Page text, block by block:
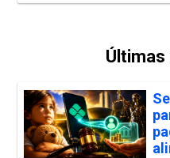
Últimas